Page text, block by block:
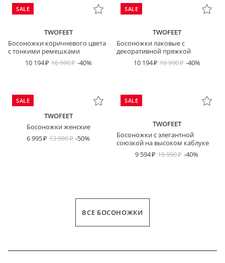
SALE
TWOFEET
Босоножки коричневого цвета
с тонкими ремешками
10 194
16 990 -40%
SALE
TWOFEET
Босоножки лаковые с
декоративной пряжкой
10 194
16 990 -40%
SALE
TWOFEET
Босоножки женские
6 995
13 990 -50%
SALE
TWOFEET
Босоножки с элегантной
союзкой на высоком каблуке
9 594
15 990 -40%
ВСЕ БОСОНОЖКИ